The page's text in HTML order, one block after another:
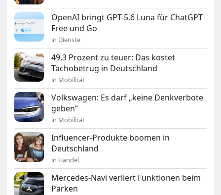
OpenAI bringt GPT-5.6 Luna für ChatGPT
Free und Go
in Dienste
49,3 Prozent zu teuer: Das kostet
Tachobetrug in Deutschland
in Mobilität
Volkswagen: Es darf „keine Denkverbote
geben“
in Mobilität
Influencer-Produkte boomen in
Deutschland
in Handel
Mercedes-Navi verliert Funktionen beim
Parken